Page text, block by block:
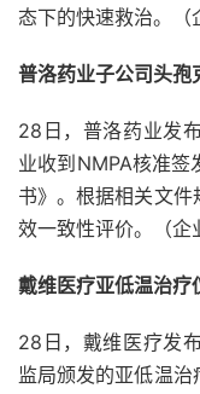
态下的快速救治。（
普洛药业子公司头孢
28日，普洛药业发
业收到NMPA核准签
书》。根据相关文
效一致性评价。（企
戴维医疗亚低温治疗
28日，戴维医疗发
监局颁发的亚低温